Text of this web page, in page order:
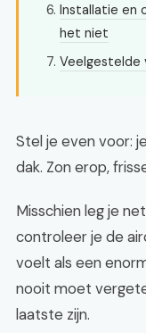
Installatie en
het niet
Veelgestelde
Stel je even voor:
dak. Zon erop,
Misschien leg je
controleer je de
voelt als een
nooit moet
laatste zijn.